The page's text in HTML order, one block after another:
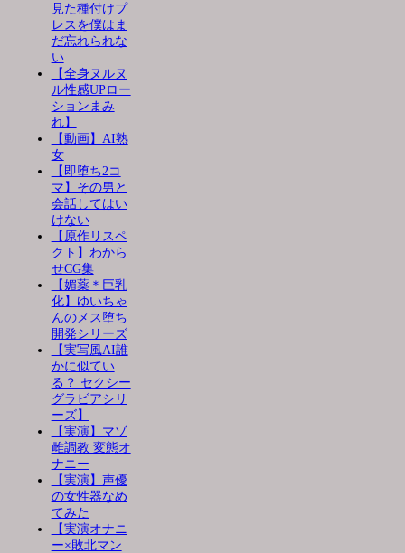
見た種付けプ
レスを僕はま
だ忘れられな
い
【全身ヌルヌ
ル性感UPロー
ションまみ
れ】
【動画】AI熟
女
【即堕ち2コ
マ】その男と
会話してはい
けない
【原作リスペ
クト】わから
せCG集
【媚薬＊巨乳
化】ゆいちゃ
んのメス堕ち
開発シリーズ
【実写風AI誰
かに似てい
る？ セクシー
グラビアシリ
ーズ】
【実演】マゾ
雌調教 変態オ
ナニー
【実演】声優
の女性器なめ
てみた
【実演オナニ
ー×敗北マン